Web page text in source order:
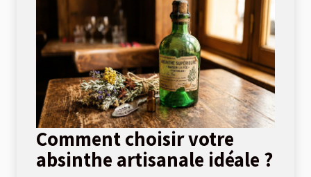
Comment choisir votre
absinthe artisanale idéale ?